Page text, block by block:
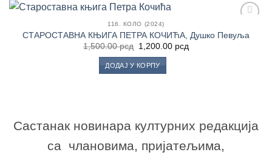
у
116. КОЛО (2024)
СТАРОСТАВНА КЊИГА ПЕТРА КОЧИЋА, Душко Певуља
1,500.00рсд
Оригинална
је
била:
1,200.00 рсд
цена
ДОДАЈ У КОРПУ
Састанак новинара културних редакција
са члановима, пријатељима,